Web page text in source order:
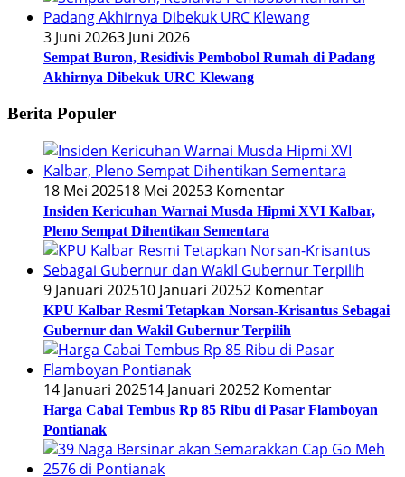
3 Juni 20263 Juni 2026
Sempat Buron, Residivis Pembobol Rumah di Padang
Akhirnya Dibekuk URC Klewang
Berita Populer
18 Mei 202518 Mei 20253 Komentar
Insiden Kericuhan Warnai Musda Hipmi XVI Kalbar,
Pleno Sempat Dihentikan Sementara
9 Januari 202510 Januari 20252 Komentar
KPU Kalbar Resmi Tetapkan Norsan-Krisantus Sebagai
Gubernur dan Wakil Gubernur Terpilih
14 Januari 202514 Januari 20252 Komentar
Harga Cabai Tembus Rp 85 Ribu di Pasar Flamboyan
Pontianak